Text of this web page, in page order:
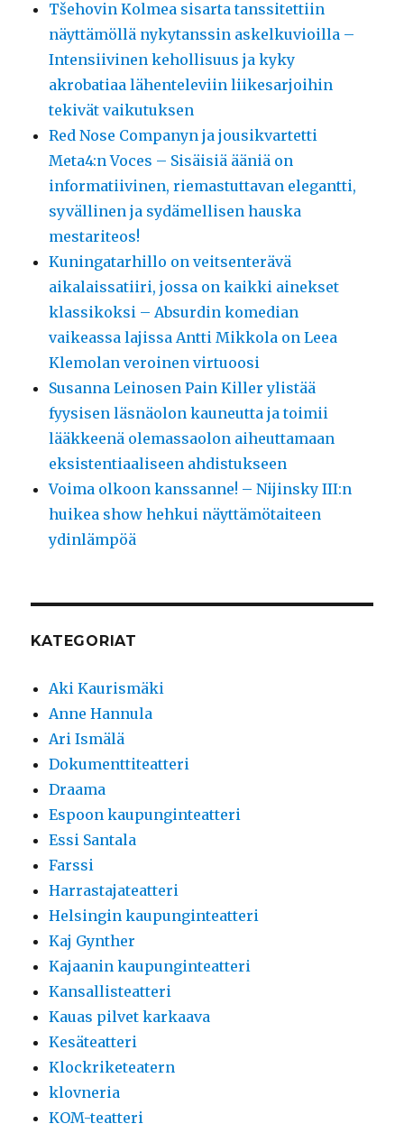
Tšehovin Kolmea sisarta tanssitettiin
näyttämöllä nykytanssin askelkuvioilla –
Intensiivinen kehollisuus ja kyky
akrobatiaa lähenteleviin liikesarjoihin
tekivät vaikutuksen
Red Nose Companyn ja jousikvartetti
Meta4:n Voces – Sisäisiä ääniä on
informatiivinen, riemastuttavan elegantti,
syvällinen ja sydämellisen hauska
mestariteos!
Kuningatarhillo on veitsenterävä
aikalaissatiiri, jossa on kaikki ainekset
klassikoksi – Absurdin komedian
vaikeassa lajissa Antti Mikkola on Leea
Klemolan veroinen virtuoosi
Susanna Leinosen Pain Killer ylistää
fyysisen läsnäolon kauneutta ja toimii
lääkkeenä olemassaolon aiheuttamaan
eksistentiaaliseen ahdistukseen
Voima olkoon kanssanne! – Nijinsky III:n
huikea show hehkui näyttämötaiteen
ydinlämpöä
KATEGORIAT
Aki Kaurismäki
Anne Hannula
Ari Ismälä
Dokumenttiteatteri
Draama
Espoon kaupunginteatteri
Essi Santala
Farssi
Harrastajateatteri
Helsingin kaupunginteatteri
Kaj Gynther
Kajaanin kaupunginteatteri
Kansallisteatteri
Kauas pilvet karkaava
Kesäteatteri
Klockriketeatern
klovneria
KOM-teatteri